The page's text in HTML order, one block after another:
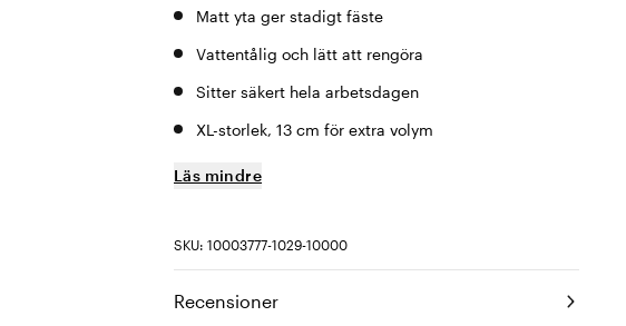
Matt yta ger stadigt fäste
Vattentålig och lätt att rengöra
Sitter säkert hela arbetsdagen
XL-storlek, 13 cm för extra volym
Läs mindre
SKU: 10003777-1029-10000
Recensioner